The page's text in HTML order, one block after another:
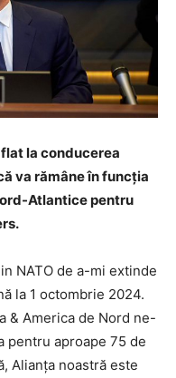
la conducerea
va rămâne în funcţia
Atlantice pentru
NATO de a-mi extinde
la 1 octombrie 2024.
& America de Nord ne-
pentru aproape 75 de
Alianţa noastră este